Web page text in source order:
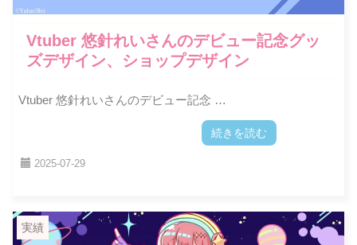
Vtuber 悠針れいさんのデビュー記念グッ
ズデザイン、ショップデザイン
Vtuber 悠針れいさんのデビュー記念 …
続きを読む
2025-07-29
実績